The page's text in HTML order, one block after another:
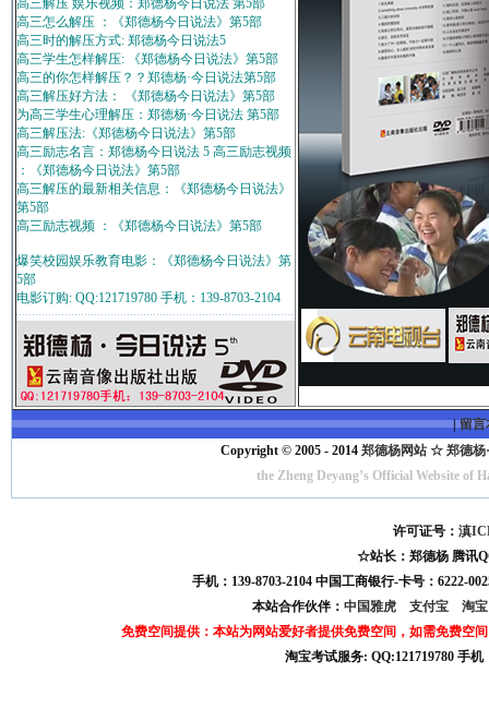
高三解压 娱乐视频：郑德杨今日说法 第5部
高三怎么解压 ：《郑德杨今日说法》第5部
高三时的解压方式: 郑德杨今日说法5
高三学生怎样解压: 《郑德杨今日说法》第5部
高三的你怎样解压？？郑德杨·今日说法第5部
高三解压好方法： 《郑德杨今日说法》第5部
为高三学生心理解压：郑德杨·今日说法 第5部
高三解压法:《郑德杨今日说法》第5部
高三励志名言：郑德杨今日说法 5 高三励志视频
：《郑德杨今日说法》第5部
高三解压的最新相关信息：《郑德杨今日说法》
第5部
高三励志视频 ：《郑德杨今日说法》第5部
爆笑校园娱乐教育电影：《郑德杨今日说法》第
5部
电影订购: QQ:121719780 手机：139-8703-2104
|留言
Copyright © 2005 - 2014 郑德杨网站 ☆ 郑德杨
the Zheng Deyang’s Official Website
许可证号：滇
☆站长：郑德杨 腾讯
手机：139-8703-2104 中国工商银行-卡号：6222-
本站合作伙伴： 中国雅虎 支付宝
淘
免费空间提供：本站为网站爱好者提供免费空间，如需免费空
淘宝考试服务: QQ:121719780 手